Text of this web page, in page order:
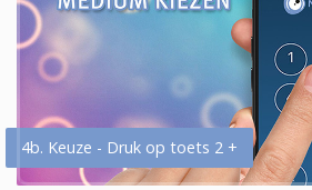
4b. Keuze - Druk op toets 2 +